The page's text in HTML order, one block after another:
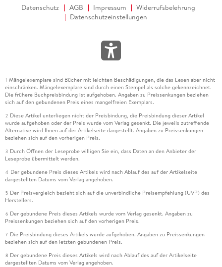
Datenschutz AGB Impressum
Widerrufsbelehrung
Datenschutzeinstellungen
1 Mängelexemplare sind Bücher mit leichten Beschädigungen, die das Lesen aber nicht
einschränken. Mängelexemplare sind durch einen Stempel als solche gekennzeichnet.
Die frühere Buchpreisbindung ist aufgehoben. Angaben zu Preissenkungen beziehen
sich auf den gebundenen Preis eines mangelfreien Exemplars.
2 Diese Artikel unterliegen nicht der Preisbindung, die Preisbindung dieser Artikel
wurde aufgehoben oder der Preis wurde vom Verlag gesenkt. Die jeweils zutreffende
Alternative wird Ihnen auf der Artikelseite dargestellt. Angaben zu Preissenkungen
beziehen sich auf den vorherigen Preis.
3 Durch Öffnen der Leseprobe willigen Sie ein, dass Daten an den Anbieter der
Leseprobe übermittelt werden.
4 Der gebundene Preis dieses Artikels wird nach Ablauf des auf der Artikelseite
dargestellten Datums vom Verlag angehoben.
5 Der Preisvergleich bezieht sich auf die unverbindliche Preisempfehlung (UVP) des
Herstellers.
6 Der gebundene Preis dieses Artikels wurde vom Verlag gesenkt. Angaben zu
Preissenkungen beziehen sich auf den vorherigen Preis.
7 Die Preisbindung dieses Artikels wurde aufgehoben. Angaben zu Preissenkungen
beziehen sich auf den letzten gebundenen Preis.
8 Der gebundene Preis dieses Artikels wird nach Ablauf des auf der Artikelseite
dargestellten Datums vom Verlag angehoben.